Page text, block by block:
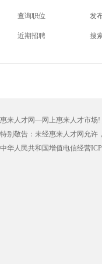
查询职位
近期招聘
发
搜
惠来人才网—网上惠来人才市场!
特别敬告：未经惠来人才网允许
中华人民共和国增值电信经营